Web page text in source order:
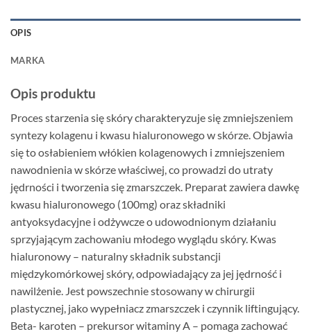
OPIS
MARKA
Opis produktu
Proces starzenia się skóry charakteryzuje się zmniejszeniem
syntezy kolagenu i kwasu hialuronowego w skórze. Objawia
się to osłabieniem włókien kolagenowych i zmniejszeniem
nawodnienia w skórze właściwej, co prowadzi do utraty
jędrności i tworzenia się zmarszczek. Preparat zawiera dawkę
kwasu hialuronowego (100mg) oraz składniki
antyoksydacyjne i odżywcze o udowodnionym działaniu
sprzyjającym zachowaniu młodego wyglądu skóry. Kwas
hialuronowy – naturalny składnik substancji
międzykomórkowej skóry, odpowiadający za jej jędrność i
nawilżenie. Jest powszechnie stosowany w chirurgii
plastycznej, jako wypełniacz zmarszczek i czynnik liftingujący.
Beta- karoten – prekursor witaminy A – pomaga zachować